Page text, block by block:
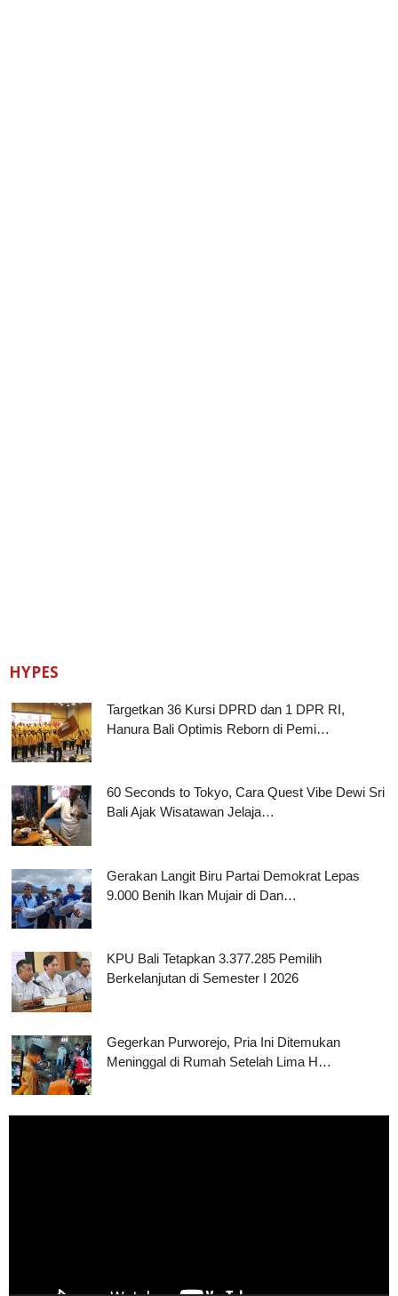
HYPES
Targetkan 36 Kursi DPRD dan 1 DPR RI,
Hanura Bali Optimis Reborn di Pemi…
60 Seconds to Tokyo, Cara Quest Vibe Dewi Sri
Bali Ajak Wisatawan Jelaja…
Gerakan Langit Biru Partai Demokrat Lepas
9.000 Benih Ikan Mujair di Dan…
KPU Bali Tetapkan 3.377.285 Pemilih
Berkelanjutan di Semester I 2026
Gegerkan Purworejo, Pria Ini Ditemukan
Meninggal di Rumah Setelah Lima H…